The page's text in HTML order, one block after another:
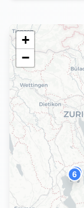
6
10
+
−